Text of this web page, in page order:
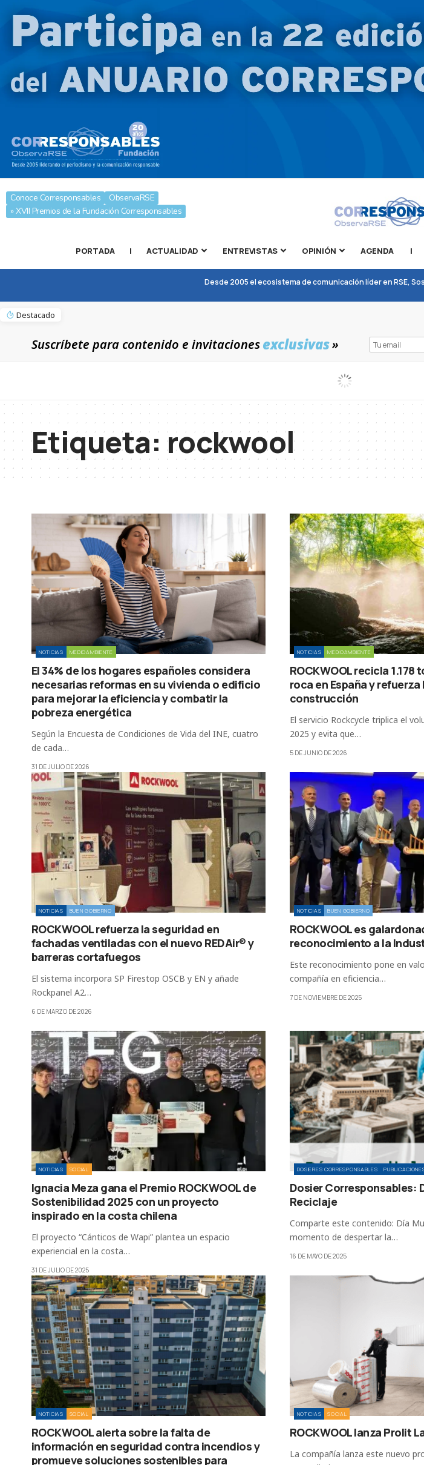
Conoce Corresponsables
ObservaRSE
» XVII Premios de la Fundación Corresponsables
PORTADA | ACTUALIDAD ENTREVISTAS OPINIÓN AGENDA |
Desde 2005 el ecosistema de comunicación líder en RSE,
Destacado
Suscríbete para contenido e invitacionesexclusivas»
Etiqueta: rockwool
NOTICIAS MEDIOAMBIENTE
El 34% de los hogares españoles considera
necesarias reformas en su vivienda o edificio
para mejorar la eficiencia y combatir la
pobreza energética
Según la Encuesta de Condiciones de Vida del INE, cuatro
de cada…
31 DE JULIO DE 2026
NOTICIAS MEDIOAMBIENTE
ROCKWOOL recicla
roca en España y
construcción
El servicio Rockcycle triplica el
2025 y evita que…
5 DE JUNIO DE 2026
NOTICIAS BUEN GOBIERNO
ROCKWOOL refuerza la seguridad en
fachadas ventiladas con el nuevo REDAir® y
barreras cortafuegos
El sistema incorpora SP Firestop OSCB y EN y añade
Rockpanel A2…
6 DE MARZO DE 2026
NOTICIAS BUEN GOBIERNO
ROCKWOOL es
reconocimiento a la
Este reconocimiento pone en
compañía en eficiencia…
7 DE NOVIEMBRE DE 2025
NOTICIAS SOCIAL
Ignacia Meza gana el Premio ROCKWOOL de
Sostenibilidad 2025 con un proyecto
inspirado en la costa chilena
El proyecto “Cánticos de Wapi” plantea un espacio
experiencial en la costa…
31 DE JULIO DE 2025
DOSIERES CORRESPONSABLES
Dosier Corresponsables:
Reciclaje
Comparte este contenido: Día
momento de despertar la…
16 DE MAYO DE 2025
NOTICIAS SOCIAL
ROCKWOOL alerta sobre la falta de
información en seguridad contra incendios y
promueve soluciones sostenibles para
NOTICIAS SOCIAL
ROCKWOOL lanza Prolit
La compañía lanza este nuevo